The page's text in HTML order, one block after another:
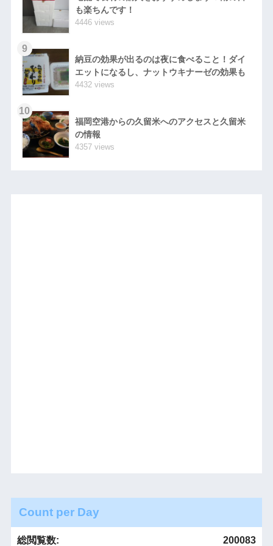
も楽ちんです！
4446 views
9
納豆の効果が出るのは夜に食べること！ダイ
エットになるし、ナットウキナーゼの効果も
4432 views
10
福岡空港からの久留米へのアクセスと久留米
の情報
4357 views
Count per Day
200083
総閲覧数: